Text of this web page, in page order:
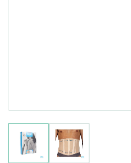
View larger imageView larger image